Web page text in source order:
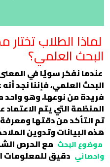
لماذا الطلاب
البحث العلمي؟
عندما نفكر سويًا في
البحث العلمي، فإننا نجد
فريدة من نوعها، وهو
المنظمة التي يتم الاعتماد
تم التأكد من دقتها
هذه البيانات وتدوين
موضوع البحث مع الحرص
واحصائي دقيق للمعلومات